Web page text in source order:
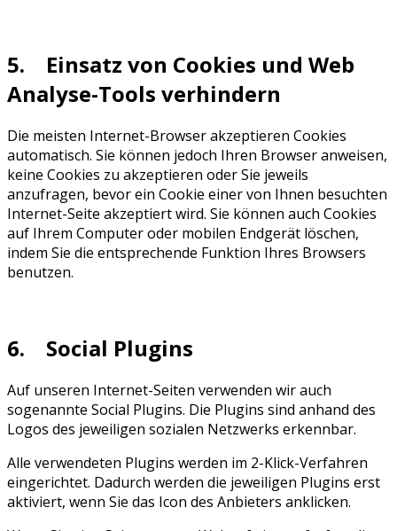
5. Einsatz von Cookies und Web
Analyse-Tools verhindern
Die meisten Internet-Browser akzeptieren Cookies
automatisch. Sie können jedoch Ihren Browser anweisen,
keine Cookies zu akzeptieren oder Sie jeweils
anzufragen, bevor ein Cookie einer von Ihnen besuchten
Internet-Seite akzeptiert wird. Sie können auch Cookies
auf Ihrem Computer oder mobilen Endgerät löschen,
indem Sie die entsprechende Funktion Ihres Browsers
benutzen.
6. Social Plugins
Auf unseren Internet-Seiten verwenden wir auch
sogenannte Social Plugins. Die Plugins sind anhand des
Logos des jeweiligen sozialen Netzwerks erkennbar.
Alle verwendeten Plugins werden im 2-Klick-Verfahren
eingerichtet. Dadurch werden die jeweiligen Plugins erst
aktiviert, wenn Sie das Icon des Anbieters anklicken.